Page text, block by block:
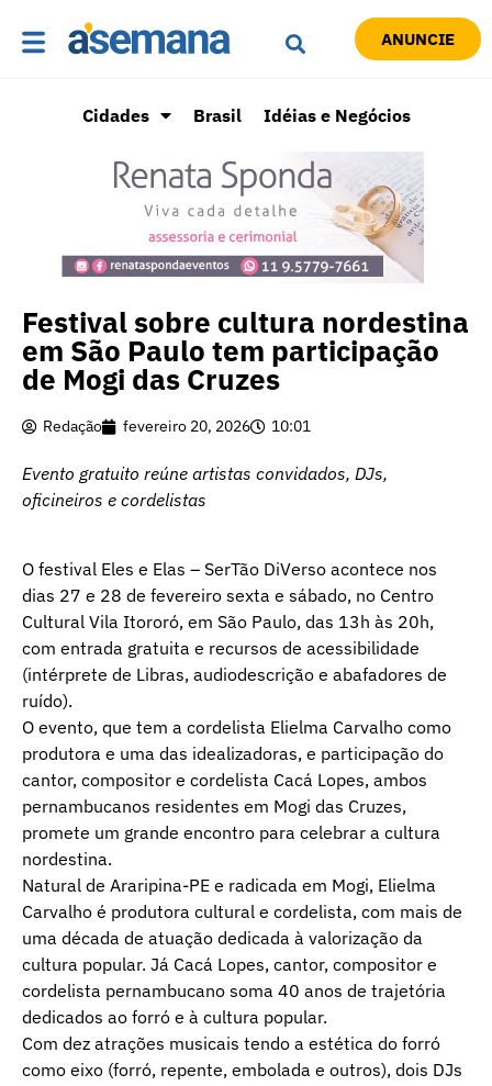
ANUNCIE
Cidades Brasil Idéias e Negócios
Festival sobre cultura nordestina
em São Paulo tem participação
de Mogi das Cruzes
Redação fevereiro 20, 2026 10:01
Evento gratuito reúne artistas convidados, DJs,
oficineiros e cordelistas
O festival Eles e Elas – SerTão DiVerso acontece nos
dias 27 e 28 de fevereiro sexta e sábado, no Centro
Cultural Vila Itororó, em São Paulo, das 13h às 20h,
com entrada gratuita e recursos de acessibilidade
(intérprete de Libras, audiodescrição e abafadores de
ruído).
O evento, que tem a cordelista Elielma Carvalho como
produtora e uma das idealizadoras, e participação do
cantor, compositor e cordelista Cacá Lopes, ambos
pernambucanos residentes em Mogi das Cruzes,
promete um grande encontro para celebrar a cultura
nordestina.
Natural de Araripina-PE e radicada em Mogi, Elielma
Carvalho é produtora cultural e cordelista, com mais de
uma década de atuação dedicada à valorização da
cultura popular. Já Cacá Lopes, cantor, compositor e
cordelista pernambucano soma 40 anos de trajetória
dedicados ao forró e à cultura popular.
Com dez atrações musicais tendo a estética do forró
como eixo (forró, repente, embolada e outros), dois DJs